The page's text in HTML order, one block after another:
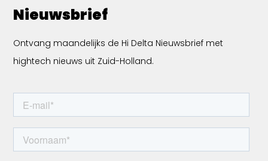
Nieuwsbrief
Ontvang maandelijks de Hi Delta Nieuwsbrief met
hightech nieuws uit Zuid-Holland.